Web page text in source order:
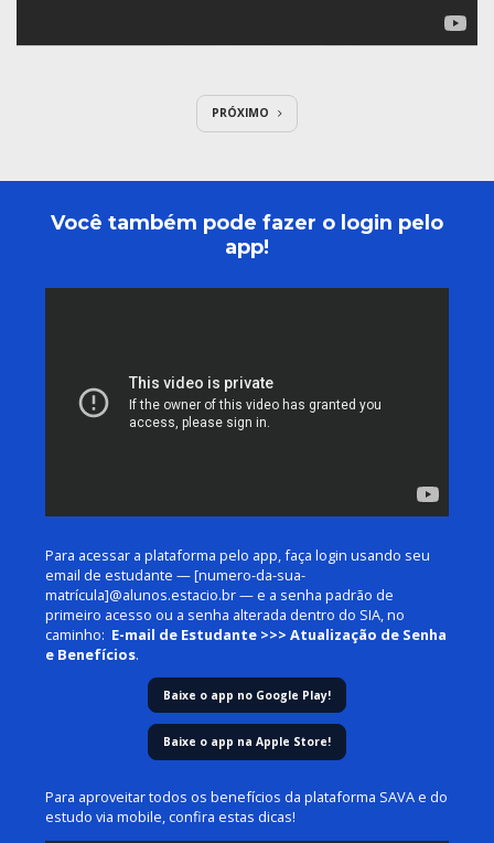
PRÓXIMO
Você também pode fazer o login pelo
app!
Para acessar a plataforma pelo app, faça login usando seu
email de estudante — [numero-da-sua-
matrícula]@alunos.estacio.br — e a senha padrão de
primeiro acesso ou a senha alterada dentro do SIA, no
caminho: E-mail de Estudante >>> Atualização de Senha
e Benefícios.
Baixe o app no Google Play!
Baixe o app na Apple Store!
Para aproveitar todos os benefícios da plataforma SAVA e do
estudo via mobile, confira estas dicas!